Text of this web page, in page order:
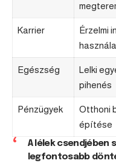
Karrier
Érzelmi
Egészség
Lelki
pihenés
Pénzügyek
Otthoni
építése
A lélek csendjében
legfontosabb